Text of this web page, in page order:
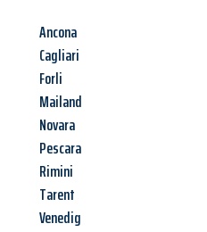
Ancona
Cagliari
Forli
Mailand
Novara
Pescara
Rimini
Tarent
Venedig